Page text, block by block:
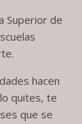
Superior de
hacen
quites, te
que se